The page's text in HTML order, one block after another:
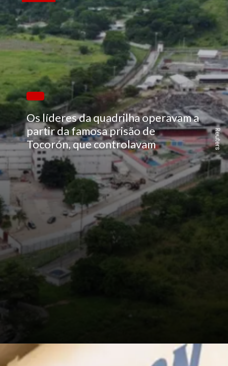
Os líderes da quadrilha operavam a
partir da famosa prisão de
Tocorón, que controlavam
Reuters